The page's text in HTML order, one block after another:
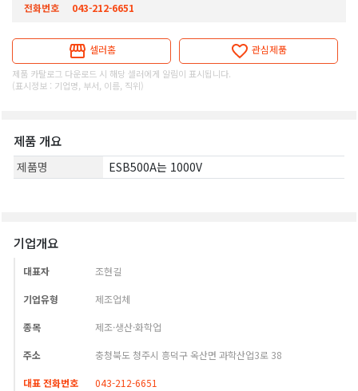
전화번호
043-212-6651
셀러홈 관심제품
제품 카탈로그 다운로드 시 해당 셀러에게 알림이 표시됩니다.
(표시정보 : 기업명, 부서, 이름, 직위)
제품 개요
제품명 ESB500A는 1000V
기업개요
대표자 조현길
기업유형 제조업체
종목 제조·생산·화학업
주소 충청북도 청주시 흥덕구 옥산면 과학산업3로 38
대표 전화번호 043-212-6651